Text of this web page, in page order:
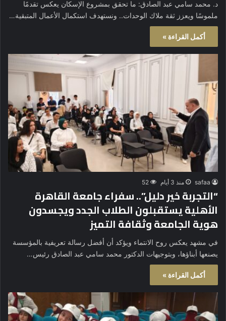
د. محمد سامي عبد الصادق: ما تحقق بمشروع الإسكان يعكس تقدمًا
ملموسًا ويعزز ثقة ملاك الوحدات.. ونستهدف استكمال الأعمال المتبقية…
أكمل القراءة »
safaa منذ 3 أيام 52
“التجربة خير دليل”.. سفراء جامعة القاهرة
الأهلية يستقبلون الطلاب الجدد ويجسدون
هوية الجامعة وثقافة التميز
في مشهد يعكس روح الانتماء ويؤكد أن أفضل رسالة تعريفية بالمؤسسة
يصنعها أبناؤها، وبتوجيهات الدكتور محمد سامي عبد الصادق رئيس…
أكمل القراءة »